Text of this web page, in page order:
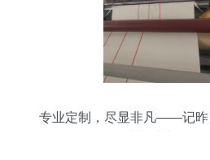
专业定制，尽显非凡——记昨